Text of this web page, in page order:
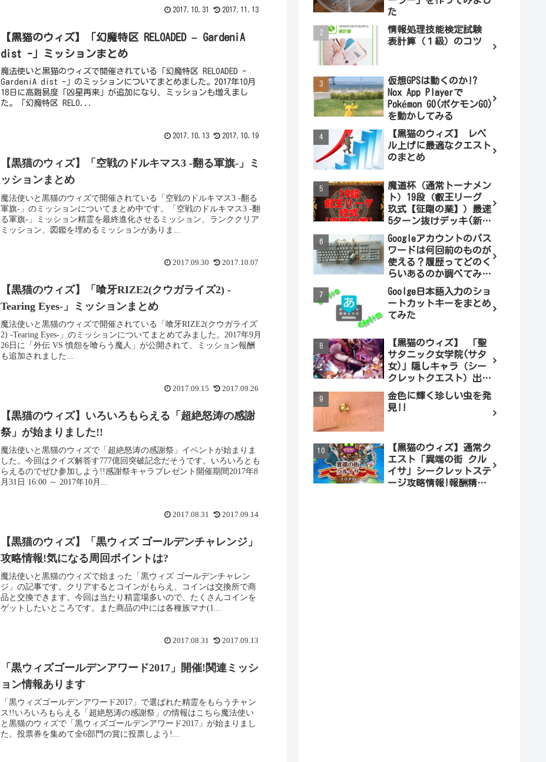
2017.10.31 2017.11.13
【黒猫のウィズ】「幻魔特区 RELOADED – GardeniA
dist -」ミッションまとめ
魔法使いと黒猫のウィズで開催されている「幻魔特区 RELOADED -
GardeniA dist -」のミッションについてまとめました。2017年10月
18日に高難易度「凶星再来」が追加になり、ミッションも増えまし
た。「幻魔特区 RELO...
2017.10.13 2017.10.19
【黒猫のウィズ】「空戦のドルキマス3 -翻る軍旗-」ミ
ッションまとめ
魔法使いと黒猫のウィズで開催されている「空戦のドルキマス3 -翻る
軍旗-」のミッションについてまとめ中です。「空戦のドルキマス3 -翻
る軍旗-」ミッション精霊を最終進化させるミッション、ランククリア
ミッション、図鑑を埋めるミッションがありま...
2017.09.30 2017.10.07
【黒猫のウィズ】「喰牙RIZE2(クウガライズ2) -
Tearing Eyes-」ミッションまとめ
魔法使いと黒猫のウィズで開催されている「喰牙RIZE2(クウガライズ
2) -Tearing Eyes-」のミッションについてまとめてみました。2017年9月
26日に「外伝 VS 憤怨を喰らう魔人」が公開されて、ミッション報酬
も追加されました...
2017.09.15 2017.09.26
【黒猫のウィズ】いろいろもらえる「超絶怒涛の感謝
祭」が始まりました!!
魔法使いと黒猫のウィズで「超絶怒涛の感謝祭」イベントが始まりま
した。今回はクイズ解答す777億回突破記念だそうです。いろいろとも
らえるのでぜひ参加しよう!!感謝祭キャラプレゼント開催期間2017年8
月31日 16:00 ～ 2017年10月...
2017.08.31 2017.09.14
【黒猫のウィズ】「黒ウィズ ゴールデンチャレンジ」
攻略情報!気になる周回ポイントは?
魔法使いと黒猫のウィズで始まった「黒ウィズ ゴールデンチャレン
ジ」の記事です。クリアするとコインがもらえ、コインは交換所で商
品と交換できます。今回は当たり精霊場多いので、たくさんコインを
ゲットしたいところです。また商品の中には各種族マナ(1...
2017.08.31 2017.09.13
「黒ウィズゴールデンアワード2017」開催!関連ミッシ
ョン情報あります
「黒ウィズゴールデンアワード2017」で選ばれた精霊をもらうチャン
ス!!いろいろもらえる「超絶怒涛の感謝祭」の情報はこちら魔法使い
と黒猫のウィズで「黒ウィズゴールデンアワード2017」が始まりまし
た。投票券を集めて全6部門の賞に投票しよう!...
た
情報処理技能検定試験
表計算（１級）のコツ
仮想GPSは動くのか!?
Nox App Playerで
Pokémon GO(ポケモンGO)
を動かしてみる
【黒猫のウィズ】 レベ
ル上げに最適なクエスト
のまとめ
魔道杯（通常トーナメン
ト）19段（叡王リーグ
玖式【征剛の業】）最速
5ターン抜けデッキ(新パ
ターン)!
Googleアカウントのパス
ワードは何回前のものが
使える？履歴ってどのく
らいあるのか調べてみま
した。
Goolge日本語入力のショ
ートカットキーをまとめ
てみた
【黒猫のウィズ】 「聖
サタニック女学院(サタ
女)」隠しキャラ（シー
クレットクエスト）出現
条件とは（ノーマル編）
金色に輝く珍しい虫を発
見!!
【黒猫のウィズ】通常ク
エスト「異端の街 クル
イサ」シークレットステ
ージ攻略情報!報酬精霊